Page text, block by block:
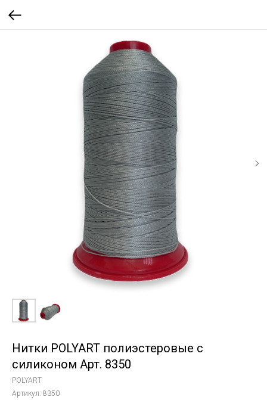
Нитки POLYART полиэстеровые с
силиконом Арт. 8350
POLYART
Артикул: 8350